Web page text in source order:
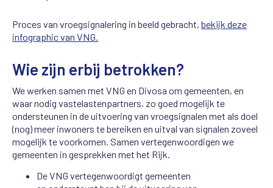
Proces van vroegsignalering in beeld gebracht, bekijk deze
infographic van VNG.
Wie zijn erbij betrokken?
We werken samen met VNG en Divosa om gemeenten, en
waar nodig vastelastenpartners, zo goed mogelijk te
ondersteunen in de uitvoering van vroegsignalen met als doel
(nog) meer inwoners te bereiken en uitval van signalen zoveel
mogelijk te voorkomen. Samen vertegenwoordigen we
gemeenten in gesprekken met het Rijk.
De VNG vertegenwoordigt gemeenten